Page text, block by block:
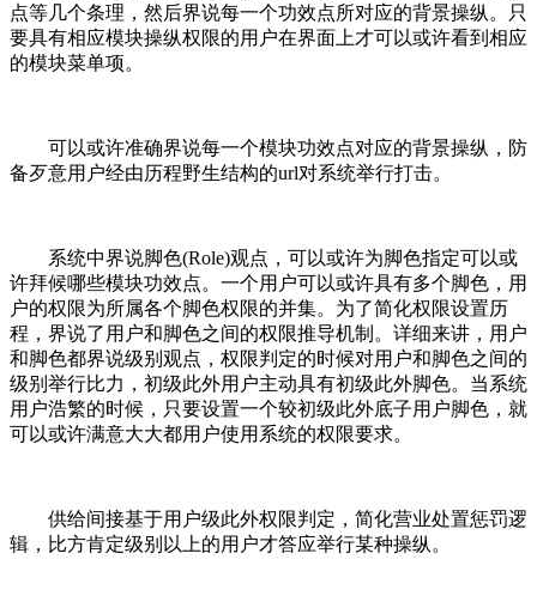
点等几个条理，然后界说每一个功效点所对应的背景操纵。只
要具有相应模块操纵权限的用户在界面上才可以或许看到相应
的模块菜单项。
可以或许准确界说每一个模块功效点对应的背景操纵，防
备歹意用户经由历程野生结构的url对系统举行打击。
系统中界说脚色(Role)观点，可以或许为脚色指定可以或
许拜候哪些模块功效点。一个用户可以或许具有多个脚色，用
户的权限为所属各个脚色权限的并集。为了简化权限设置历
程，界说了用户和脚色之间的权限推导机制。详细来讲，用户
和脚色都界说级别观点，权限判定的时候对用户和脚色之间的
级别举行比力，初级此外用户主动具有初级此外脚色。当系统
用户浩繁的时候，只要设置一个较初级此外底子用户脚色，就
可以或许满意大大都用户使用系统的权限要求。
供给间接基于用户级此外权限判定，简化营业处置惩罚逻
辑，比方肯定级别以上的用户才答应举行某种操纵。